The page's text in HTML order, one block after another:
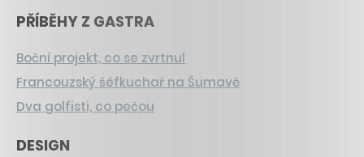
PŘÍBĚHY Z GASTRA
Boční projekt, co se zvrtnul
Francouzský šéfkuchař na Šumavě
Dva golfisti, co pečou
DESIGN